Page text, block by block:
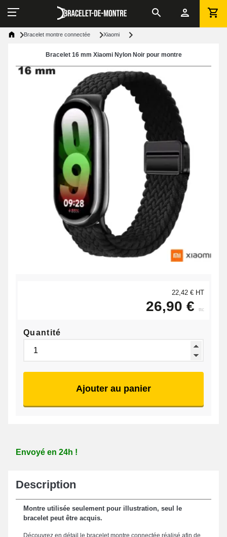
Bracelet montre connectée Xiaomi
Bracelet 16 mm Xiaomi Nylon Noir pour montre
22,42 € HT
26,90 € ttc
Quantité
Ajouter au panier
Envoyé en 24h !
Description
Montre utilisée seulement pour illustration, seul le
bracelet peut être acquis.
Découvrez en détail le bracelet montre connectée réalisé afin de